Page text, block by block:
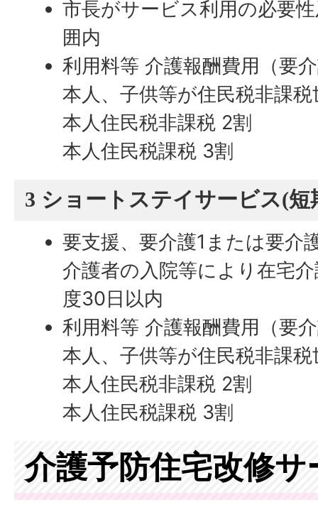
市長がサービス利用の必要
囲内
利用料等 介護報酬費用（要
本人、子供等が住民税非課税
本人住民税非課税 2割
本人住民税課税 3割
3 ショートステイサービス(短
要支援、要介護1または要介
介護者の入院等により在宅
度30日以内
利用料等 介護報酬費用（要
本人、子供等が住民税非課税
本人住民税非課税 2割
本人住民税課税 3割
介護予防住宅改修サ